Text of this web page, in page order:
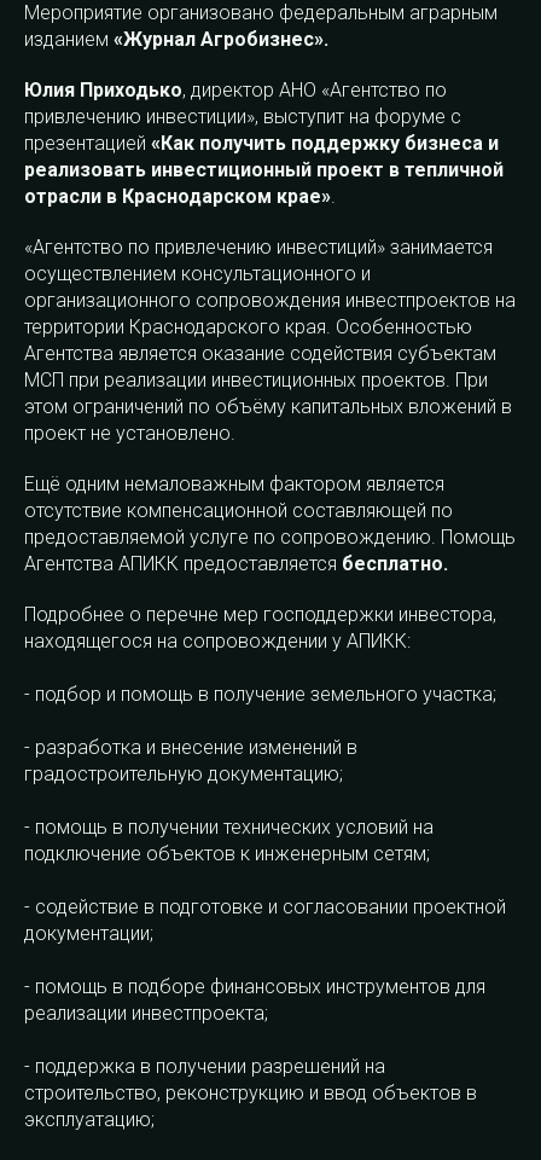
Мероприятие организовано федеральным аграрным
изданием «Журнал Агробизнес».
Юлия Приходько, директор АНО «Агентство по
привлечению инвестиции», выступит на форуме с
презентацией «Как получить поддержку бизнеса и
реализовать инвестиционный проект в тепличной
отрасли в Краснодарском крае».
«Агентство по привлечению инвестиций» занимается
осуществлением консультационного и
организационного сопровождения инвестпроектов на
территории Краснодарского края. Особенностью
Агентства является оказание содействия субъектам
МСП при реализации инвестиционных проектов. При
этом ограничений по объёму капитальных вложений в
проект не установлено.
Ещё одним немаловажным фактором является
отсутствие компенсационной составляющей по
предоставляемой услуге по сопровождению. Помощь
Агентства АПИКК предоставляется бесплатно.
Подробнее о перечне мер господдержки инвестора,
находящегося на сопровождении у АПИКК:
- подбор и помощь в получение земельного участка;
- разработка и внесение изменений в
градостроительную документацию;
- помощь в получении технических условий на
подключение объектов к инженерным сетям;
- содействие в подготовке и согласовании проектной
документации;
- помощь в подборе финансовых инструментов для
реализации инвестпроекта;
- поддержка в получении разрешений на
строительство, реконструкцию и ввод объектов в
эксплуатацию;